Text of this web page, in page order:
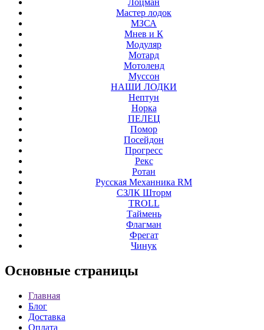
Лоцман
Мастер лодок
МЗСА
Мнев и К
Модуляр
Мотард
Мотоленд
Муссон
НАШИ ЛОДКИ
Нептун
Норка
ПЕЛЕЦ
Помор
Посейдон
Прогресс
Рекс
Ротан
Русская Механника RM
СЗЛК Шторм
ТROLL
Таймень
Флагман
Фрегат
Чинук
Основные страницы
Главная
Блог
Доставка
Оплата